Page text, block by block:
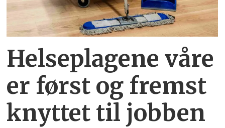
Helseplagene våre
er først og fremst
knyttet til jobben